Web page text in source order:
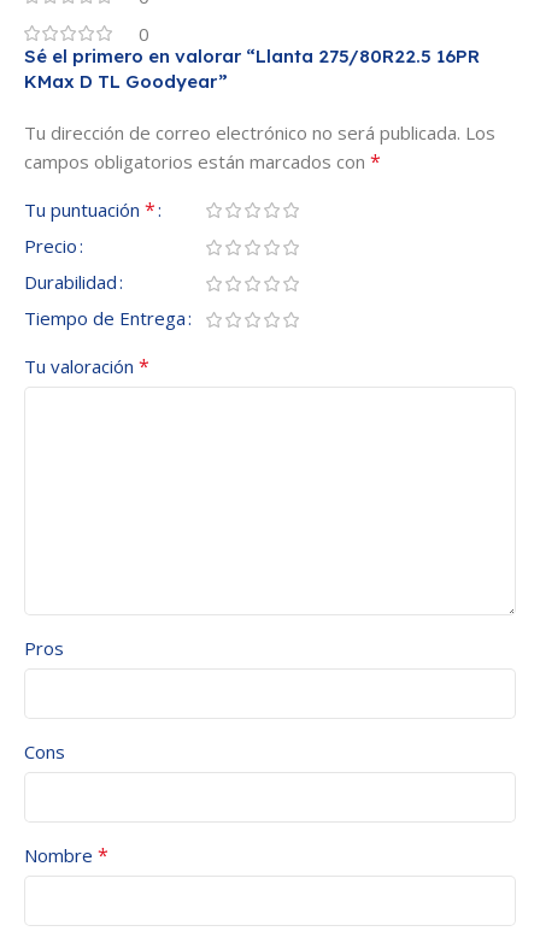
0
Sé el primero en valorar “Llanta 275/80R22.5 16PR
KMax D TL Goodyear”
Tu dirección de correo electrónico no será publicada. Los
campos obligatorios están marcados con *
Tu puntuación *
Precio
Durabilidad
Tiempo de Entrega
Tu valoración *
Pros
Cons
Nombre *